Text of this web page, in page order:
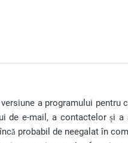
a programului pentru
de e-mail, a contactelor și
probabil de neegalat în